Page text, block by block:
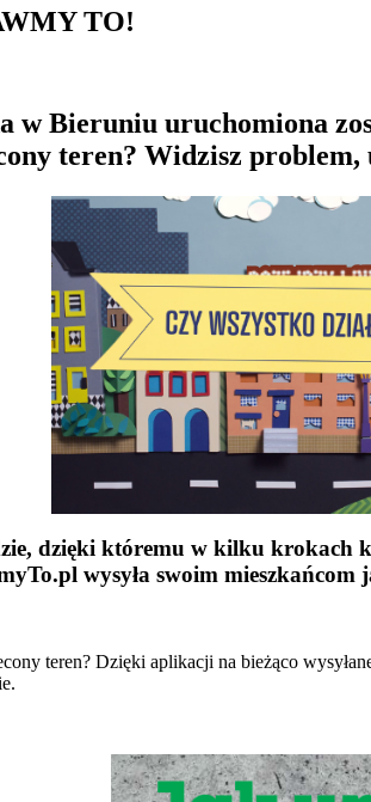
TO!
w Bieruniu uruchomiona
teren? Widzisz problem,
dzięki któremu w kilku krokach
wysyła swoim mieszkańcom
teren? Dzięki aplikacji na bieżąco